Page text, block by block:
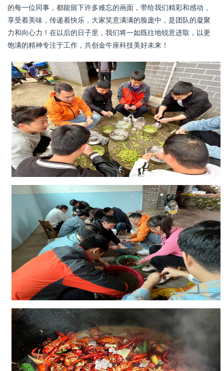
的每一位同事，都能留下许多难忘的画面，带给我们精彩和感动，
享受着美味，传递着快乐，大家笑意满满的脸庞中，是团队的凝聚
力和向心力！在以后的日子里，我们将⼀如既往地锐意进取，以更
饱满的精神专注于工作，共创金牛座科技美好未来！